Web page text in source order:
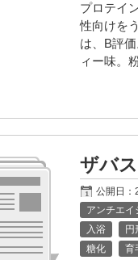
プロテイ
性向けを
は、B評
ィー味。
ザバ
公開日：
アンチエイ
入浴
円
糖化
育